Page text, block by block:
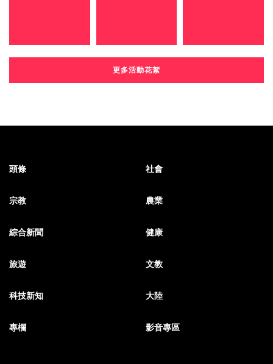
更多活動花絮
頭條 社會
宗教 農業
綜合新聞 健康
旅遊 文教
科技新知 大陸
專欄 影音專區